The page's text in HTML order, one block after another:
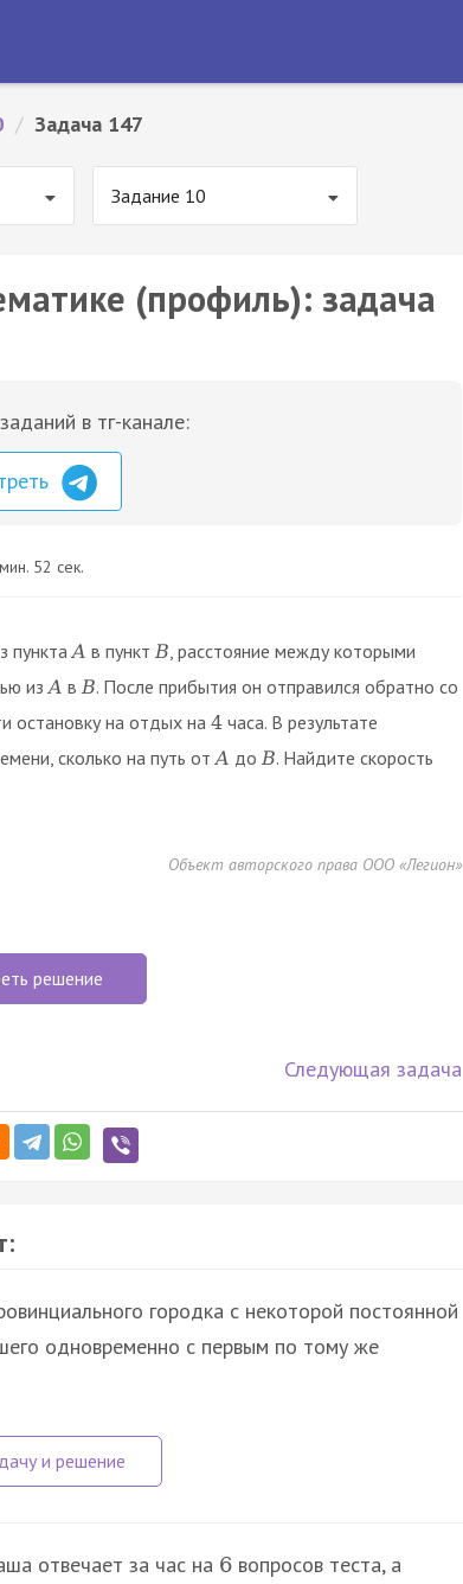
/ Задача 147
Задание 10
(профиль): задача
в тг-канале:
52 сек.
пункта A в пункт B , расстояние между которыми
из A в B. После прибытия он отправился обратно со
остановку на отдых на 4 часа. В результате
сколько на путь от A до B. Найдите скорость
Объект авторского права ООО «Легион»
решение
Следующая задача
городка с некоторой постоянной
одновременно с первым по тому же
отвечает за час на 6 вопросов теста, а